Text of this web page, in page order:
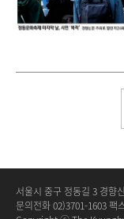
서울시 중구 정동길 3 경향
문의전화 02)3701-1603 팩